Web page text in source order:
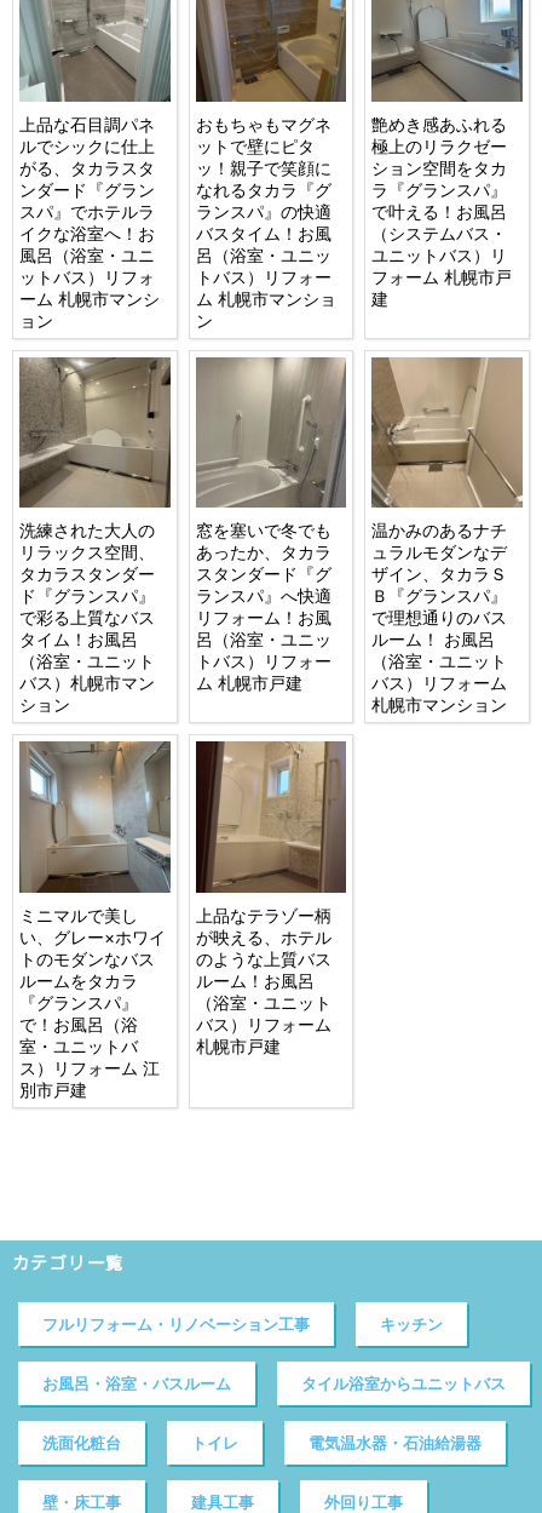
上品な石目調パネ
ルでシックに仕上
がる、タカラスタ
ンダード『グラン
スパ』でホテルラ
イクな浴室へ！お
風呂（浴室・ユニ
ットバス）リフォ
ーム 札幌市マンシ
ョン
おもちゃもマグネ
ットで壁にピタ
ッ！親子で笑顔に
なれるタカラ『グ
ランスパ』の快適
バスタイム！お風
呂（浴室・ユニッ
トバス）リフォー
ム 札幌市マンショ
ン
艶めき感あふれる
極上のリラクゼー
ション空間をタカ
ラ『グランスパ』
で叶える！お風呂
（システムバス・
ユニットバス）リ
フォーム 札幌市戸
建
洗練された大人の
リラックス空間、
タカラスタンダー
ド『グランスパ』
で彩る上質なバス
タイム！お風呂
（浴室・ユニット
バス）札幌市マン
ション
窓を塞いで冬でも
あったか、タカラ
スタンダード『グ
ランスパ』へ快適
リフォーム！お風
呂（浴室・ユニッ
トバス）リフォー
ム 札幌市戸建
温かみのあるナチ
ュラルモダンなデ
ザイン、タカラＳ
Ｂ『グランスパ』
で理想通りのバス
ルーム！ お風呂
（浴室・ユニット
バス）リフォーム
札幌市マンション
ミニマルで美し
い、グレー×ホワイ
トのモダンなバス
ルームをタカラ
『グランスパ』
で！お風呂（浴
室・ユニットバ
ス）リフォーム 江
別市戸建
上品なテラゾー柄
が映える、ホテル
のような上質バス
ルーム！お風呂
（浴室・ユニット
バス）リフォーム
札幌市戸建
カテゴリ一覧
フルリフォーム・リノベーション工事 キッチン
お風呂・浴室・バスルーム タイル浴室からユニットバス
洗面化粧台 トイレ 電気温水器・石油給湯器
壁・床工事 建具工事 外回り工事